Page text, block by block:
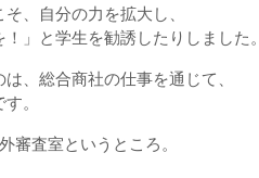
、自分の力を拡大し、
」と学生を勧誘したりしました。
、総合商社の仕事を通じて、
。
審査室というところ。